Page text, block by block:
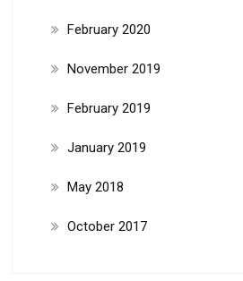
February 2020
November 2019
February 2019
January 2019
May 2018
October 2017